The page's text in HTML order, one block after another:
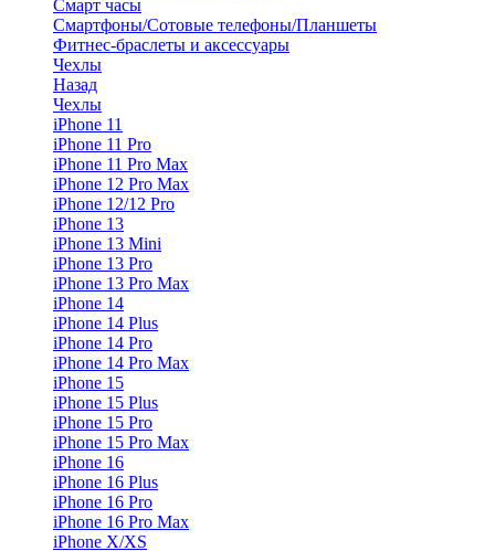
Смарт часы
Смартфоны/Сотовые телефоны/Планшеты
Фитнес-браслеты и аксессуары
Чехлы
Назад
Чехлы
iPhone 11
iPhone 11 Pro
iPhone 11 Pro Max
iPhone 12 Pro Max
iPhone 12/12 Pro
iPhone 13
iPhone 13 Mini
iPhone 13 Pro
iPhone 13 Pro Max
iPhone 14
iPhone 14 Plus
iPhone 14 Pro
iPhone 14 Pro Max
iPhone 15
iPhone 15 Plus
iPhone 15 Pro
iPhone 15 Pro Max
iPhone 16
iPhone 16 Plus
iPhone 16 Pro
iPhone 16 Pro Max
iPhone X/XS